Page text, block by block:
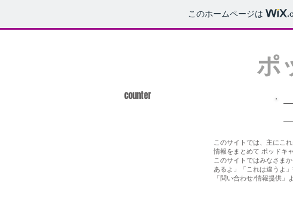
このホームページは
ポ
counter
このサイトでは、主にこ
情報をまとめて ポッドキ
このサイトではみなさま
あるよ」「これは違うよ
「問い合わせ/情報提供」